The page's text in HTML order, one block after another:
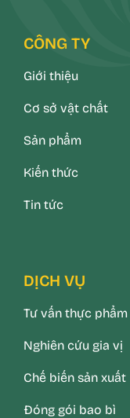
CÔNG TY
Giới thiệu
Cơ sở vật chất
Sản phẩm
Kiến thức
Tin tức
DỊCH VỤ
Tư vấn thực phẩm
Nghiên cứu gia vị
Chế biến sản xuất
Đóng gói bao bì